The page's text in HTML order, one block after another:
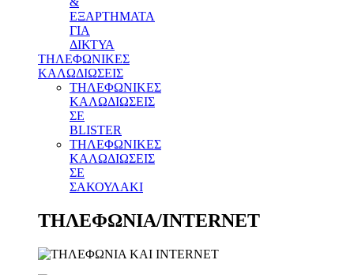
ΕΞΑΡΤΗΜΑΤΑ
ΓΙΑ
ΔΙΚΤΥΑ
ΤΗΛΕΦΩΝΙΚΕΣ
ΚΑΛΩΔΙΩΣΕΙΣ
ΤΗΛΕΦΩΝΙΚΕΣ
ΚΑΛΩΔΙΩΣΕΙΣ
ΣΕ
BLISTER
ΤΗΛΕΦΩΝΙΚΕΣ
ΚΑΛΩΔΙΩΣΕΙΣ
ΣΕ
ΣΑΚΟΥΛΑΚΙ
ΤΗΛΕΦΩΝΙΑ/INTERNET